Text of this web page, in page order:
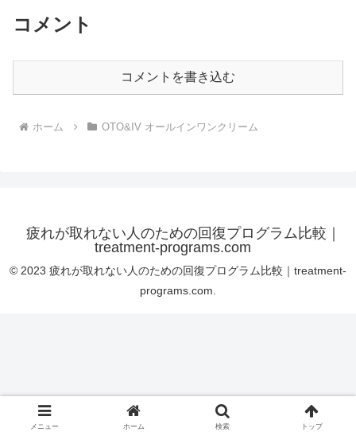
コメント
コメントを書き込む
ホーム OTO&IV オールインワンクリーム
疲れが取れない人のための回復プログラム比較｜
treatment-programs.com
© 2023 疲れが取れない人のための回復プログラム比較｜treatment-
programs.com.
メニュー ホーム 検索 トップ